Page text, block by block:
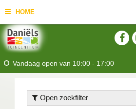
HOME
Vandaag open van 10:00 - 17:00
Open zoekfilter